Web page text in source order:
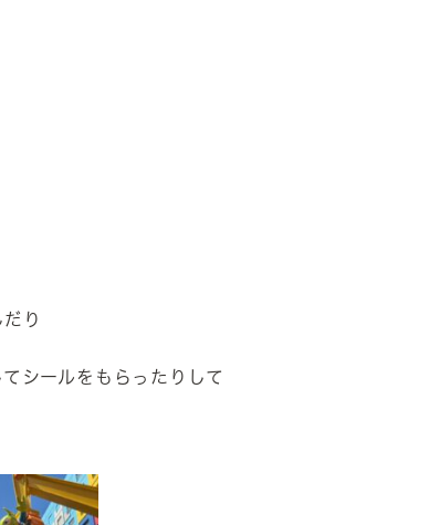
り
シールをもらったりして